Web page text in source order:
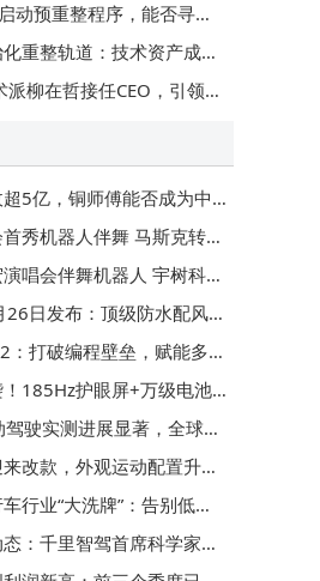
程序，能否寻得新投资再续生机？
：技术资产成关键，能否重获生机待解
接任CEO，引领家电业务持续增长
师傅能否成为中年版“泡泡玛特”？
伴舞 马斯克转发视频盛赞“Impressive”
舞机器人 宇树科技机器人再引关注
顶级防水配风扇，电竞性能新标杆来袭
程壁垒，赋能多元角色共促行业创新
眼屏+万级电池+骁龙双芯成性能猛兽
显著，全球首个智能架构赋能泰山新车型
动配置升级，能否在新能源浪潮中逆袭？
”：告别低价，从达标迈向超标新赛道
驾首席科学家及数据负责人将离职